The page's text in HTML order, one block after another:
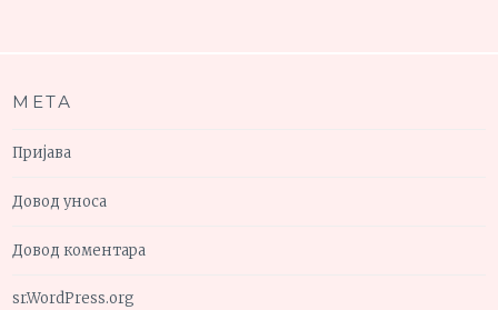
МЕТА
Пријава
Довод уноса
Довод коментара
sr.WordPress.org